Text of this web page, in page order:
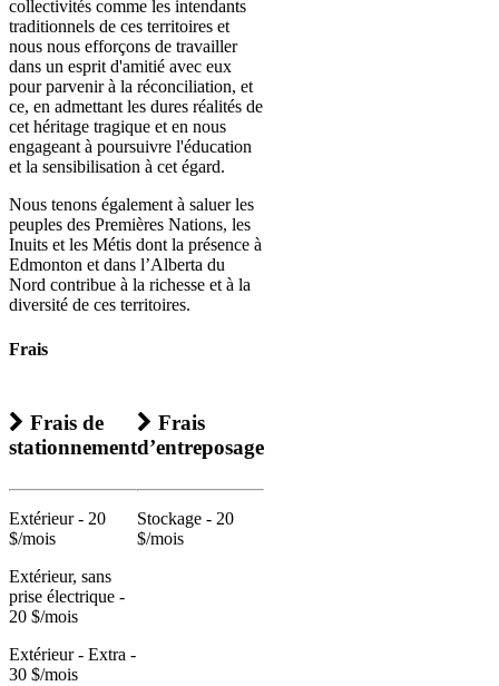
collectivités comme les intendants
traditionnels de ces territoires et
nous nous efforçons de travailler
dans un esprit d'amitié avec eux
pour parvenir à la réconciliation, et
ce, en admettant les dures réalités de
cet héritage tragique et en nous
engageant à poursuivre l'éducation
et la sensibilisation à cet égard.
Nous tenons également à saluer les
peuples des Premières Nations, les
Inuits et les Métis dont la présence à
Edmonton et dans l’Alberta du
Nord contribue à la richesse et à la
diversité de ces territoires.
Frais
Frais de
stationnement
Extérieur - 20
$/mois
Extérieur, sans
prise électrique -
20 $/mois
Extérieur - Extra -
30 $/mois
Frais
d’entreposage
Stockage - 20
$/mois